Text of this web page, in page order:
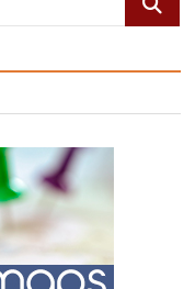
ajudar?